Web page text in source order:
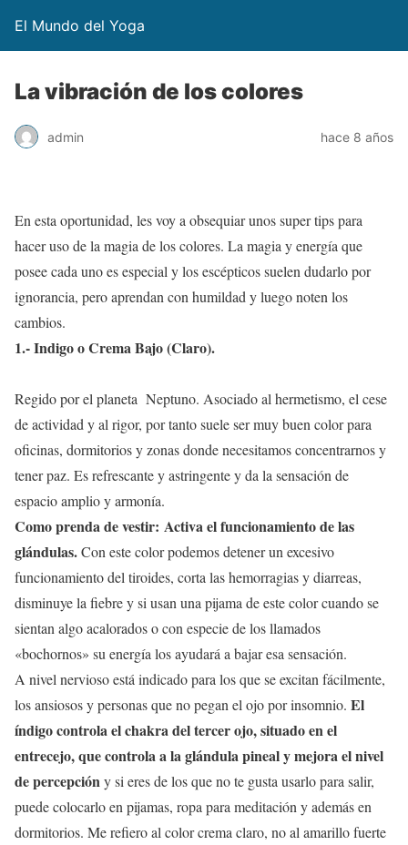
El Mundo del Yoga
La vibración de los colores
admin hace 8 años
En esta oportunidad, les voy a obsequiar unos super tips para
hacer uso de la magia de los colores. La magia y energía que
posee cada uno es especial y los escépticos suelen dudarlo por
ignorancia, pero aprendan con humildad y luego noten los
cambios.
1.- Indigo o Crema Bajo (Claro).
Regido por el planeta Neptuno. Asociado al hermetismo, el cese
de actividad y al rigor, por tanto suele ser muy buen color para
oficinas, dormitorios y zonas donde necesitamos concentrarnos y
tener paz. Es refrescante y astringente y da la sensación de
espacio amplio y armonía.
Como prenda de vestir: Activa el funcionamiento de las
glándulas.Con este color podemos detener un excesivo
funcionamiento del tiroides, corta las hemorragias y diarreas,
disminuye la fiebre y si usan una pijama de este color cuando se
sientan algo acalorados o con especie de los llamados
«bochornos» su energía los ayudará a bajar esa sensación.
A nivel nervioso está indicado para los que se excitan fácilmente,
los ansiosos y personas que no pegan el ojo por insomnio. El
índigo controla el chakra del tercer ojo, situado en el
entrecejo, que controla a la glándula pineal y mejora el nivel
de percepcióny si eres de los que no te gusta usarlo para salir,
puede colocarlo en pijamas, ropa para meditación y además en
dormitorios. Me refiero al color crema claro, no al amarillo fuerte